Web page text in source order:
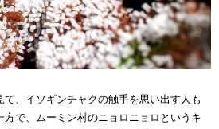
、イソギンチャクの触手を思い出す人も
で、ムーミン村のニョロニョロというキ